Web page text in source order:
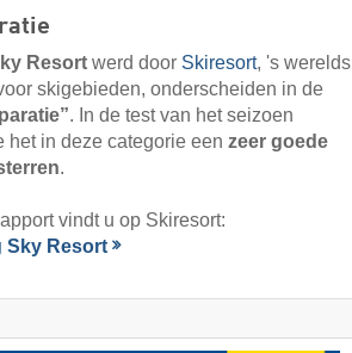
Resort werd door Skiresort, 's werelds
skigebieden, onderscheiden in de
. In de test van het seizoen
het in deze categorie een zeer goede
.
vindt u op Skiresort:
Sky Resort